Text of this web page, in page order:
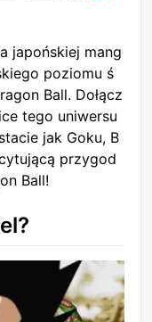
japońskiej mang
poziomu ś
Ball. Dołącz
tego uniwersu
jak Goku, B
przygod
Ball!